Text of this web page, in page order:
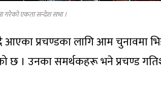
गरेको एकता सन्देश सभा ।
आएका प्रचण्डका लागि आम चुनावमा
छ । उनका समर्थकहरू भने प्रचण्ड